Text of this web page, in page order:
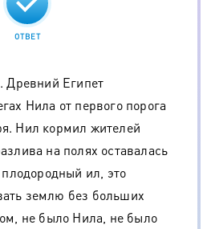
ОТВЕТ
Древний Египет
Нила от первого порога
Нил кормил жителей
на полях оставалась
ил, это
землю без больших
не было Нила, не было